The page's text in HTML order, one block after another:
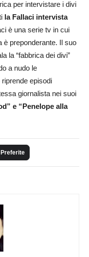
per intervistare i divi
la Fallaci intervista
è una serie tv in cui
è preponderante. Il suo
la “fabbrica dei divi”
a nudo le
episodi
giornalista nei suoi
e “Penelope alla
Preferite